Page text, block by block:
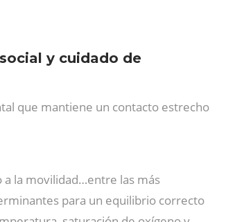
y cuidado de
que mantiene un contacto estrecho
a la movilidad…entre las más
para un equilibrio correcto